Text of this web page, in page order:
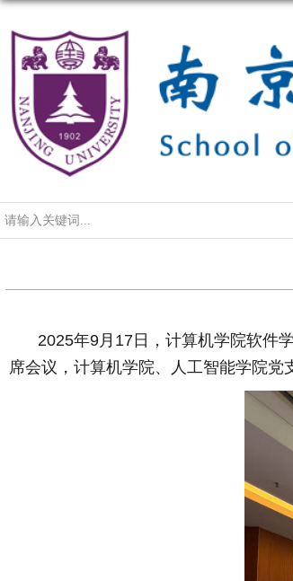
导航
2025年9月17日，计算机学院软件
席会议，计算机学院、人工智能学院党